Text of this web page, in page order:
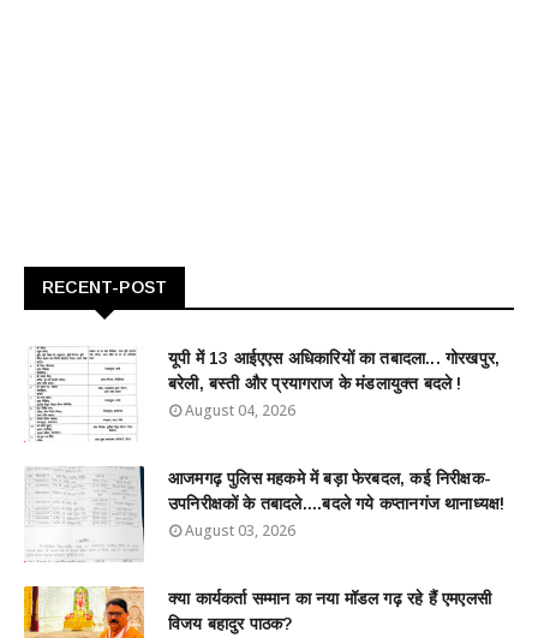
RECENT-POST
यूपी में 13 आईएएस अधिकारियों का तबादला... गोरखपुर,
बरेली, बस्ती और प्रयागराज के मंडलायुक्त बदले !
August 04, 2026
आजमगढ़ पुलिस महकमे में बड़ा फेरबदल, कई निरीक्षक-
उपनिरीक्षकों के तबादले....बदले गये कप्तानगंज थानाध्यक्ष!
August 03, 2026
क्या कार्यकर्ता सम्मान का नया मॉडल गढ़ रहे हैं एमएलसी
विजय बहादुर पाठक?